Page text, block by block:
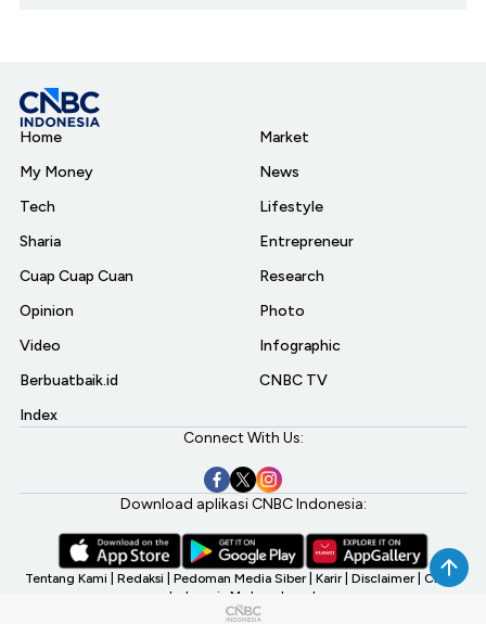
Home
My Money
Tech
Sharia
Cuap Cuap Cuan
Opinion
Video
Berbuatbaik.id
Index
Market
News
Lifestyle
Entrepreneur
Research
Photo
Infographic
CNBC TV
Connect With Us:
Download aplikasi CNBC Indonesia:
Tentang Kami Redaksi Pedoman Media Siber Karir Disclaimer CNBC
Indonesia My Investment
©2026 CNBC Indonesia, A Transmedia Company